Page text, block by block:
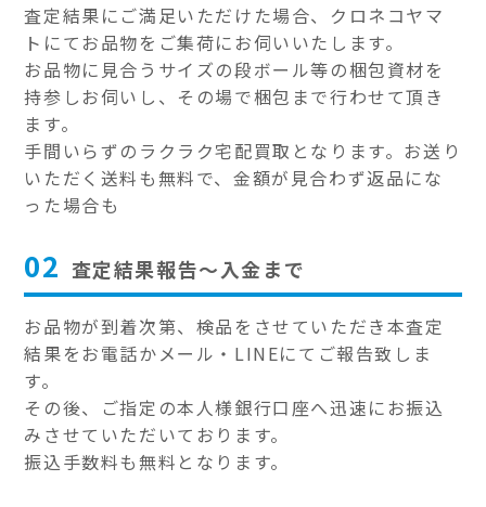
査定結果にご満足いただけた場合、クロネコヤマ
トにてお品物をご集荷にお伺いいたします。
お品物に見合うサイズの段ボール等の梱包資材を
持参しお伺いし、その場で梱包まで行わせて頂き
ます。
手間いらずのラクラク宅配買取となります。お送り
いただく送料も無料で、金額が見合わず返品にな
った場合も
02 査定結果報告～入金まで
お品物が到着次第、検品をさせていただき本査定
結果をお電話かメール・LINEにてご報告致しま
す。
その後、ご指定の本人様銀行口座へ迅速にお振込
みさせていただいております。
振込手数料も無料となります。